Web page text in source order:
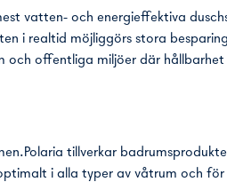
vatten- och energieffektiva
i realtid möjliggörs stora
och offentliga miljöer där
tillverkar
i alla typer av våtrum och för